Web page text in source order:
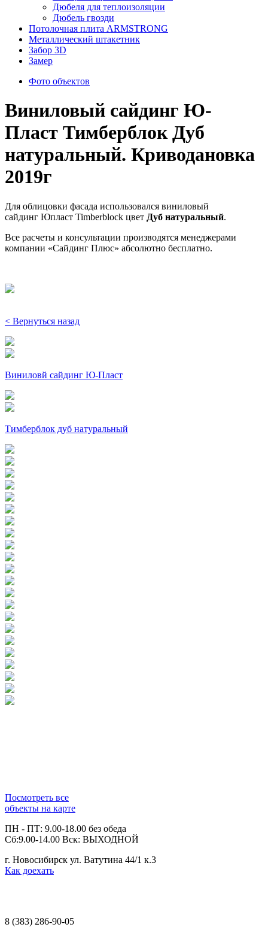
Дюбеля для теплоизоляции
Дюбель гвозди
Потолочная плита ARMSTRONG
Металлический штакетник
Забор 3D
Замер
Фото объектов
Виниловый сайдинг Ю-
Пласт Тимберблок Дуб
натуральный. Криводановка
2019г
Для облицовки фасада использовался виниловый
сайдинг Юпласт Timberblock цвет Дуб натуральный.
Все расчеты и консультации производятся менеджерами
компании «Сайдинг Плюс» абсолютно бесплатно.
< Вернуться назад
Виниловй сайдинг Ю-Пласт
Тимберблок дуб натуральный
Посмотреть все
объекты на карте
ПН - ПТ: 9.00-18.00 без обеда
Сб:9.00-14.00 Вск: ВЫХОДНОЙ
г. Новосибирск ул. Ватутина 44/1 к.3
Как доехать
8 (383) 286-90-05